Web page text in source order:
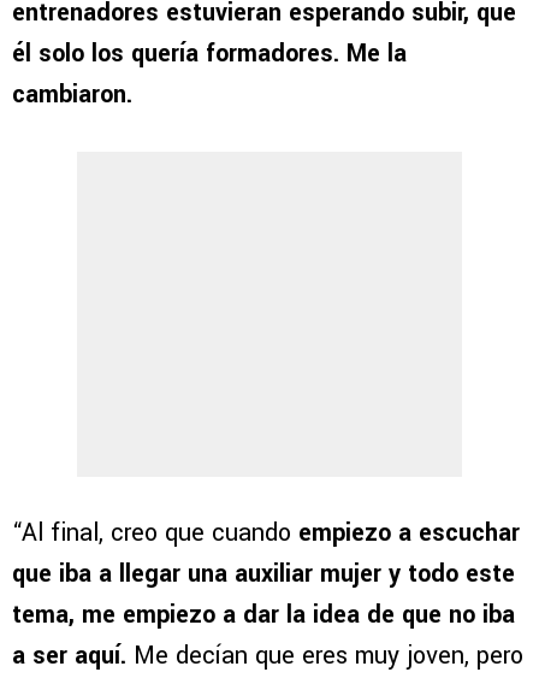
entrenadores estuvieran esperando subir, que
él solo los quería formadores. Me la
cambiaron.
“Al final, creo que cuando empiezo a escuchar
que iba a llegar una auxiliar mujer y todo este
tema, me empiezo a dar la idea de que no iba
a ser aquí. Me decían que eres muy joven, pero